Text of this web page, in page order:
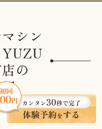
シン
YUZU
の